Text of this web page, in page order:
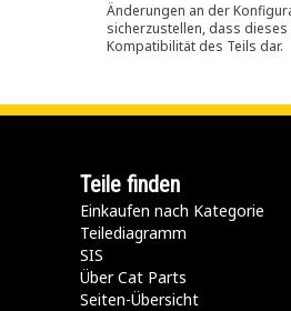
Änderungen an der
sicherzustellen, dass
Kompatibilität des Teils dar.
Teile finden
Einkaufen nach Kategorie
Teilediagramm
SIS
Über Cat Parts
Seiten-Übersicht